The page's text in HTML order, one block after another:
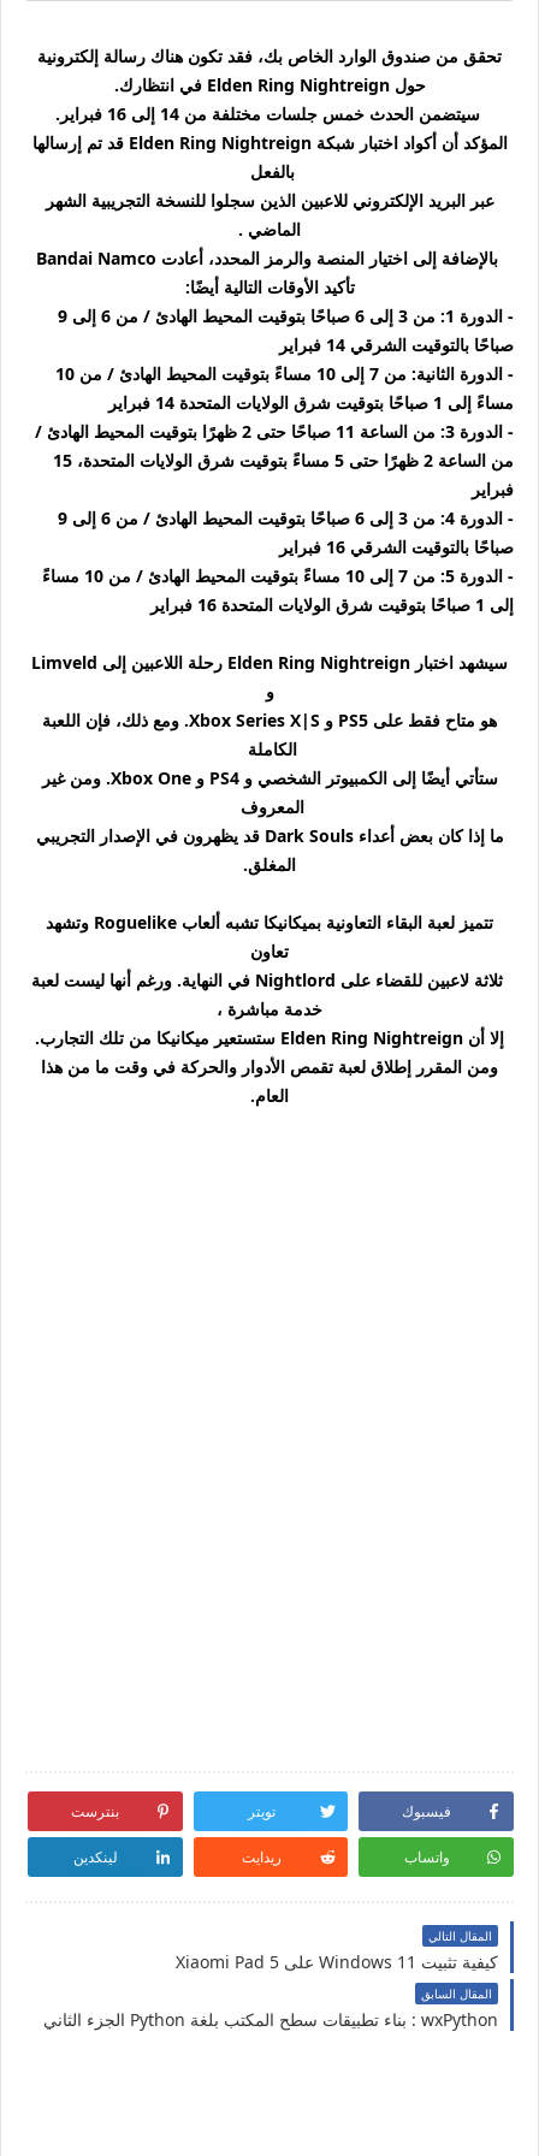
تحقق من صندوق الوارد الخاص بك، فقد تكون هناك رسالة إلكترونية
حول Elden Ring Nightreign في انتظارك.
سيتضمن الحدث خمس جلسات مختلفة من 14 إلى 16 فبراير.
المؤكد أن أكواد اختبار شبكة Elden Ring Nightreign قد تم إرسالها
بالفعل
عبر البريد الإلكتروني للاعبين الذين سجلوا للنسخة التجريبية الشهر
الماضي .
بالإضافة إلى اختيار المنصة والرمز المحدد، أعادت Bandai Namco
تأكيد الأوقات التالية أيضًا:
- الدورة 1: من 3 إلى 6 صباحًا بتوقيت المحيط الهادئ / من 6 إلى 9
صباحًا بالتوقيت الشرقي 14 فبراير
- الدورة الثانية: من 7 إلى 10 مساءً بتوقيت المحيط الهادئ / من 10
مساءً إلى 1 صباحًا بتوقيت شرق الولايات المتحدة 14 فبراير
- الدورة 3: من الساعة 11 صباحًا حتى 2 ظهرًا بتوقيت المحيط الهادئ /
من الساعة 2 ظهرًا حتى 5 مساءً بتوقيت شرق الولايات المتحدة، 15
فبراير
- الدورة 4: من 3 إلى 6 صباحًا بتوقيت المحيط الهادئ / من 6 إلى 9
صباحًا بالتوقيت الشرقي 16 فبراير
- الدورة 5: من 7 إلى 10 مساءً بتوقيت المحيط الهادئ / من 10 مساءً
إلى 1 صباحًا بتوقيت شرق الولايات المتحدة 16 فبراير
سيشهد اختبار Elden Ring Nightreign رحلة اللاعبين إلى Limveld
و
هو متاح فقط على PS5 و Xbox Series X|S. ومع ذلك، فإن اللعبة
الكاملة
ستأتي أيضًا إلى الكمبيوتر الشخصي و PS4 و Xbox One. ومن غير
المعروف
ما إذا كان بعض أعداء Dark Souls قد يظهرون في الإصدار التجريبي
المغلق.
تتميز لعبة البقاء التعاونية بميكانيكا تشبه ألعاب Roguelike وتشهد
تعاون
ثلاثة لاعبين للقضاء على Nightlord في النهاية. ورغم أنها ليست لعبة
خدمة مباشرة ،
إلا أن Elden Ring Nightreign ستستعير ميكانيكا من تلك التجارب.
ومن المقرر إطلاق لعبة تقمص الأدوار والحركة في وقت ما من هذا
العام.
فيسبوك تويتر بنترست
واتساب ريدايت لينكدين
المقال التالي
كيفية تثبيت Windows 11 على Xiaomi Pad 5
المقال السابق
wxPython : بناء تطبيقات سطح المكتب بلغة Python الجزء الثاني